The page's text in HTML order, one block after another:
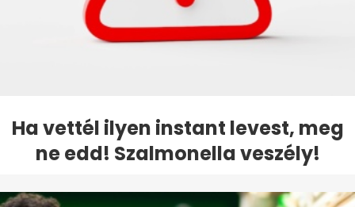
Ha vettél ilyen instant levest, meg
ne edd! Szalmonella veszély!